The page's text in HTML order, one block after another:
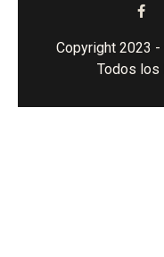
Copyright 2023
Todos los